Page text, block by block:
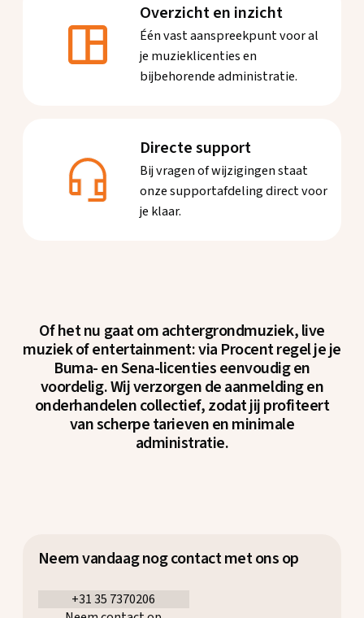
Overzicht en inzicht
Één vast aanspreekpunt voor al
je muzieklicenties en
bijbehorende administratie.
Directe support
Bij vragen of wijzigingen staat
onze supportafdeling direct voor
je klaar.
Of het nu gaat om achtergrondmuziek, live
muziek of entertainment: via Procent regel je je
Buma- en Sena-licenties eenvoudig en
voordelig. Wij verzorgen de aanmelding en
onderhandelen collectief, zodat jij profiteert
van scherpe tarieven en minimale
administratie.
Neem vandaag nog contact met ons op
+31 35 7370206